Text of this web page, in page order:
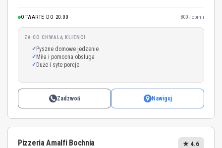
OTWARTE DO 20:00 800+ opinii
ZA CO CHWALĄ KLIENCI
Pyszne domowe jedzenie
Miła i pomocna obsługa
Duże i syte porcje
Zadzwoń Nawiguj
Pizzeria Amalfi Bochnia ★ 4.6